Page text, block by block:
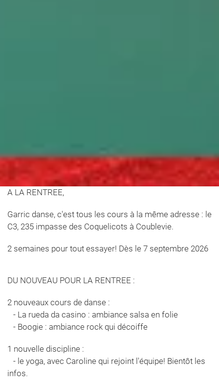
A LA RENTREE,
Garric danse, c'est tous les cours à la même adresse : le
C3, 235 impasse des Coquelicots à Coublevie.
2 semaines pour tout essayer! Dès le 7 septembre 2026
DU NOUVEAU POUR LA RENTREE :
2 nouveaux cours de danse :
- La rueda da casino : ambiance salsa en folie
- Boogie : ambiance rock qui décoiffe
1 nouvelle discipline :
- le yoga, avec Caroline qui rejoint l'équipe! Bientôt les
infos.